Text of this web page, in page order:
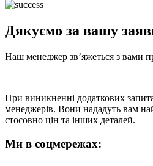
Дякуємо за вашу
Наш менеджер зв’яжеться з вами
При виникненні додаткових
менеджерів. Вони нададуть вам
стосовно цін та інших деталей.
Ми в соцмережах: